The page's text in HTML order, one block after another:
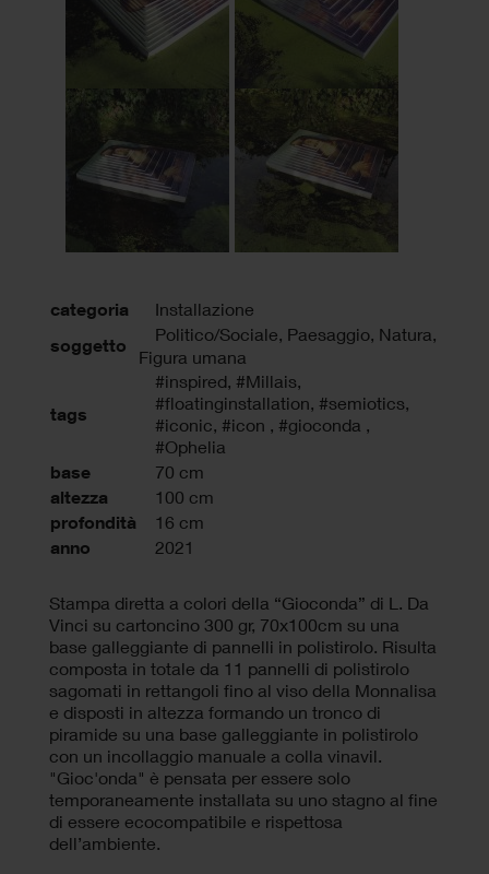
categoria Installazione
soggetto
Politico/Sociale, Paesaggio, Natura,
Figura umana
tags
#inspired #Millais
#floatinginstallation #semiotics
#iconic #icon #gioconda
#Ophelia
base 70 cm
altezza 100 cm
profondità 16 cm
anno 2021
Stampa diretta a colori della “Gioconda” di L. Da
Vinci su cartoncino 300 gr, 70x100cm su una
base galleggiante di pannelli in polistirolo. Risulta
composta in totale da 11 pannelli di polistirolo
sagomati in rettangoli fino al viso della Monnalisa
e disposti in altezza formando un tronco di
piramide su una base galleggiante in polistirolo
con un incollaggio manuale a colla vinavil.
"Gioc'onda" è pensata per essere solo
temporaneamente installata su uno stagno al fine
di essere ecocompatibile e rispettosa
dell’ambiente.